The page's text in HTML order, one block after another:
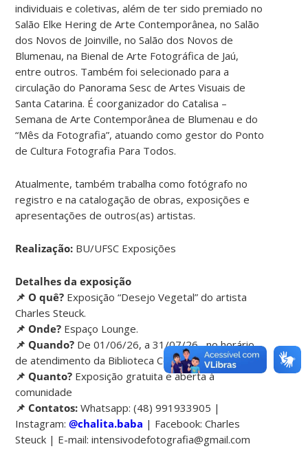
individuais e coletivas, além de ter sido premiado no
Salão Elke Hering de Arte Contemporânea, no Salão
dos Novos de Joinville, no Salão dos Novos de
Blumenau, na Bienal de Arte Fotográfica de Jaú,
entre outros. Também foi selecionado para a
circulação do Panorama Sesc de Artes Visuais de
Santa Catarina. É coorganizador do Catalisa –
Semana de Arte Contemporânea de Blumenau e do
“Mês da Fotografia”, atuando como gestor do Ponto
de Cultura Fotografia Para Todos.
Atualmente, também trabalha como fotógrafo no
registro e na catalogação de obras, exposições e
apresentações de outros(as) artistas.
Realização: BU/UFSC Exposições
Detalhes da exposição
📌 O quê? Exposição “Desejo Vegetal” do artista
Charles Steuck.
📌 Onde? Espaço Lounge.
📌 Quando? De 01/06/26, a 31/07/26 , no horário
de atendimento da Biblioteca Central.
📌 Quanto? Exposição gratuita e aberta à
comunidade
📌 Contatos: Whatsapp: (48) 991933905 |
Instagram:@chalita.baba | Facebook: Charles
Steuck | E-mail: intensivodefotografia@gmail.com